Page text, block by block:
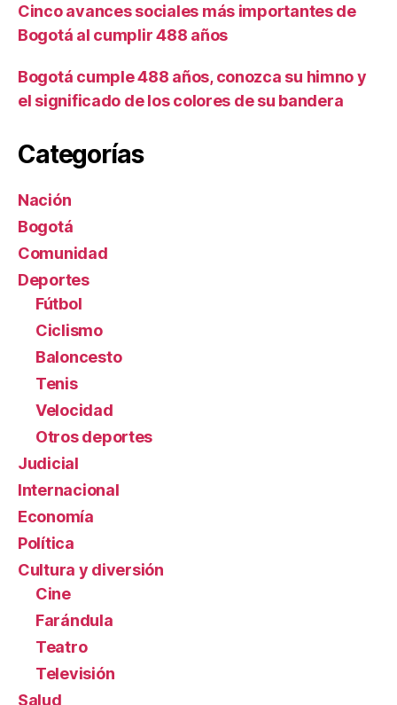
Cinco avances sociales más importantes de
Bogotá al cumplir 488 años
Bogotá cumple 488 años, conozca su himno y
el significado de los colores de su bandera
Categorías
Nación
Bogotá
Comunidad
Deportes
Fútbol
Ciclismo
Baloncesto
Tenis
Velocidad
Otros deportes
Judicial
Internacional
Economía
Política
Cultura y diversión
Cine
Farándula
Teatro
Televisión
Salud